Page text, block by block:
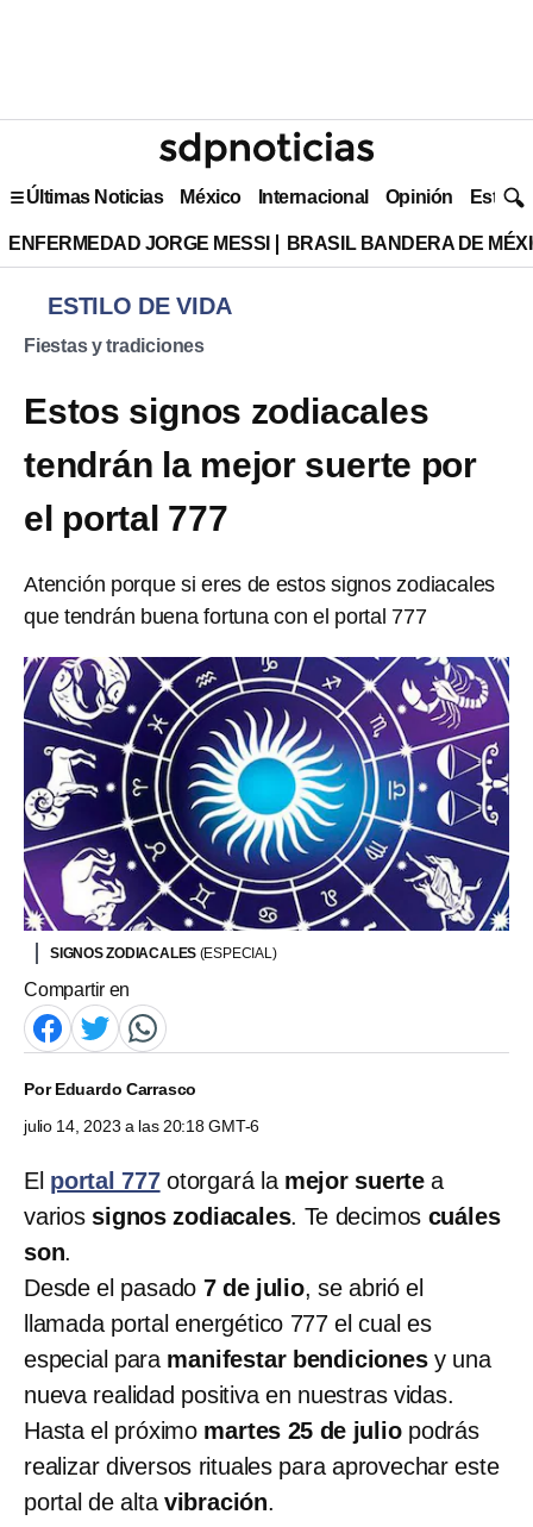
Últimas Noticias México Internacional Opinión Estilo
ENFERMEDAD JORGE MESSI BRASIL BANDERA DE
ESTILO DE VIDA
Fiestas y tradiciones
Estos signos zodiacales
tendrán la mejor suerte por
el portal 777
Atención porque si eres de estos signos zodiacales
que tendrán buena fortuna con el portal 777
SIGNOS ZODIACALES (ESPECIAL)
Compartir en
PorEduardo Carrasco
julio 14, 2023 a las 20:18 GMT-6
El portal 777otorgará la mejor suertea
varios signos zodiacales. Te decimos cuáles
son.
Desde el pasado 7 de julio, se abrió el
llamada portal energético 777 el cual es
especial para manifestar bendicionesy una
nueva realidad positiva en nuestras vidas.
Hasta el próximo martes 25 de juliopodrás
realizar diversos rituales para aprovechar este
portal de altavibración.